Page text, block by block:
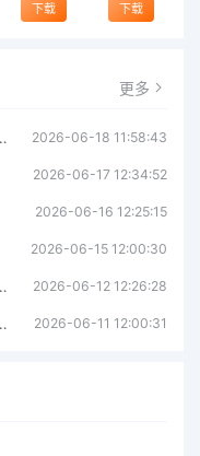
下载 下载
更多
动干员液氮技能介绍 2026-06-18 11:58:43
2026-06-17 12:34:52
2026-06-16 12:25:15
2026-06-15 12:00:30
金砖获取方法 2026-06-12 12:26:28
养哪个英雄好 2026-06-11 12:00:31